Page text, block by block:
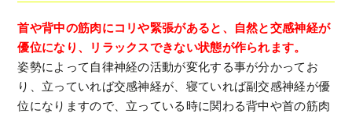
首や背中の筋肉にコリや緊張があると、自然と交感神経が
優位になり、リラックスできない状態が作られます。
姿勢によって自律神経の活動が変化する事が分かってお
り、立っていれば交感神経が、寝ていれば副交感神経が優
位になりますので、立っている時に関わる背中や首の筋肉